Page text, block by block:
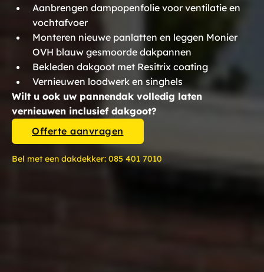
Aanbrengen dampopenfolie voor ventilatie en
vochtafvoer
Monteren nieuwe panlatten en leggen Monier
OVH blauw gesmoorde dakpannen
Bekleden dakgoot met Resitrix coating
Vernieuwen loodwerk en singhels
Wilt u ook uw pannendak volledig laten
vernieuwen inclusief dakgoot?
Offerte aanvragen
Bel met een dakdekker: 085 401 7010